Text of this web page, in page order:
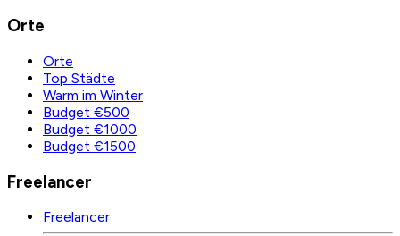
Orte
Orte
Top Städte
Warm im Winter
Budget €500
Budget €1000
Budget €1500
Freelancer
Freelancer